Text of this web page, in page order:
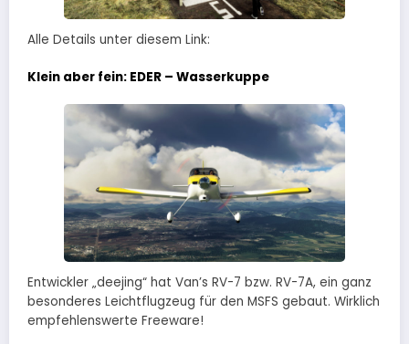
Alle Details unter diesem Link:
Klein aber fein: EDER – Wasserkuppe
Entwickler „deejing“ hat Van’s RV-7 bzw. RV-7A, ein ganz
besonderes Leichtflugzeug für den MSFS gebaut. Wirklich
empfehlenswerte Freeware!